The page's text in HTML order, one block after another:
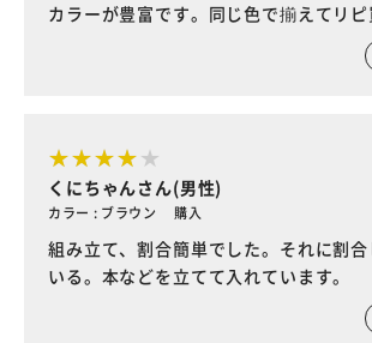
カラーが豊富です。同じ色で揃えてリ
くにちゃんさん(男性)
カラー : ブラウン 購入
組み立て、割合簡単でした。それに割
いる。本などを立てて入れています。